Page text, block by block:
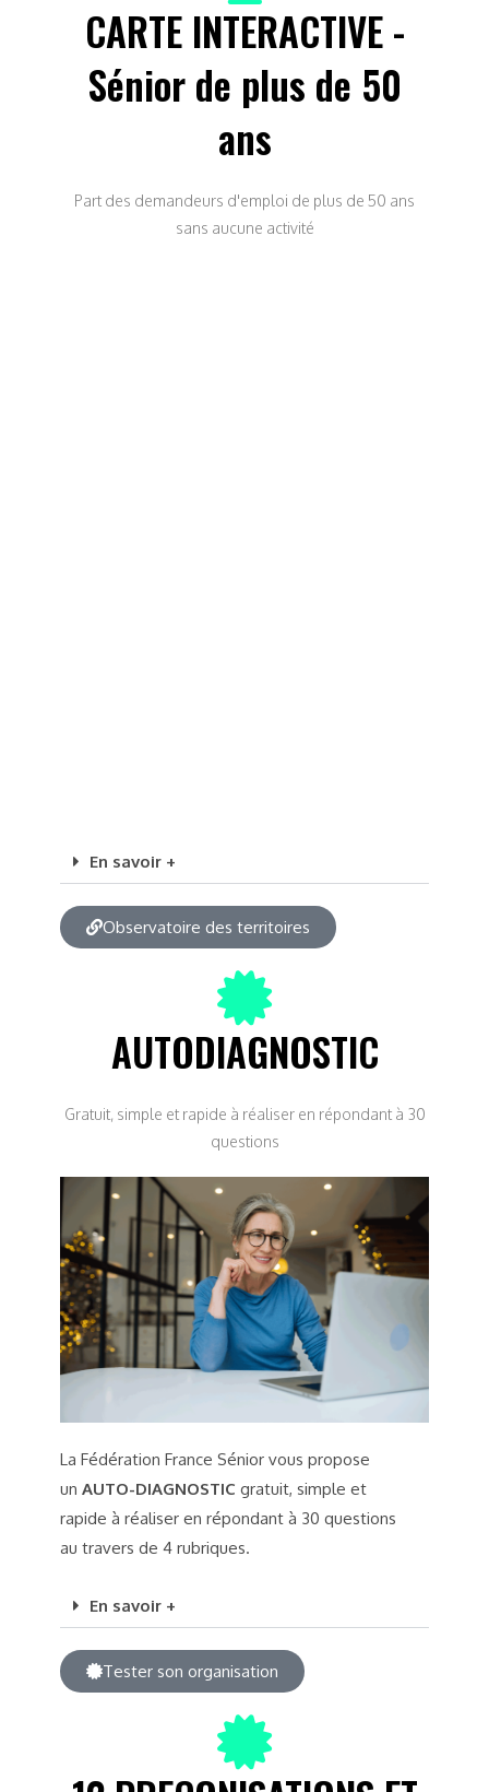
CARTE INTERACTIVE -
Sénior de plus de 50
ans
Part des demandeurs d'emploi de plus de 50 ans
sans aucune activité
En savoir +
Observatoire des territoires
AUTODIAGNOSTIC
Gratuit, simple et rapide à réaliser en répondant à 30
questions
La Fédération France Sénior vous propose
un AUTO-DIAGNOSTIC gratuit, simple et
rapide à réaliser en répondant à 30 questions
au travers de 4 rubriques.
En savoir +
Tester son organisation